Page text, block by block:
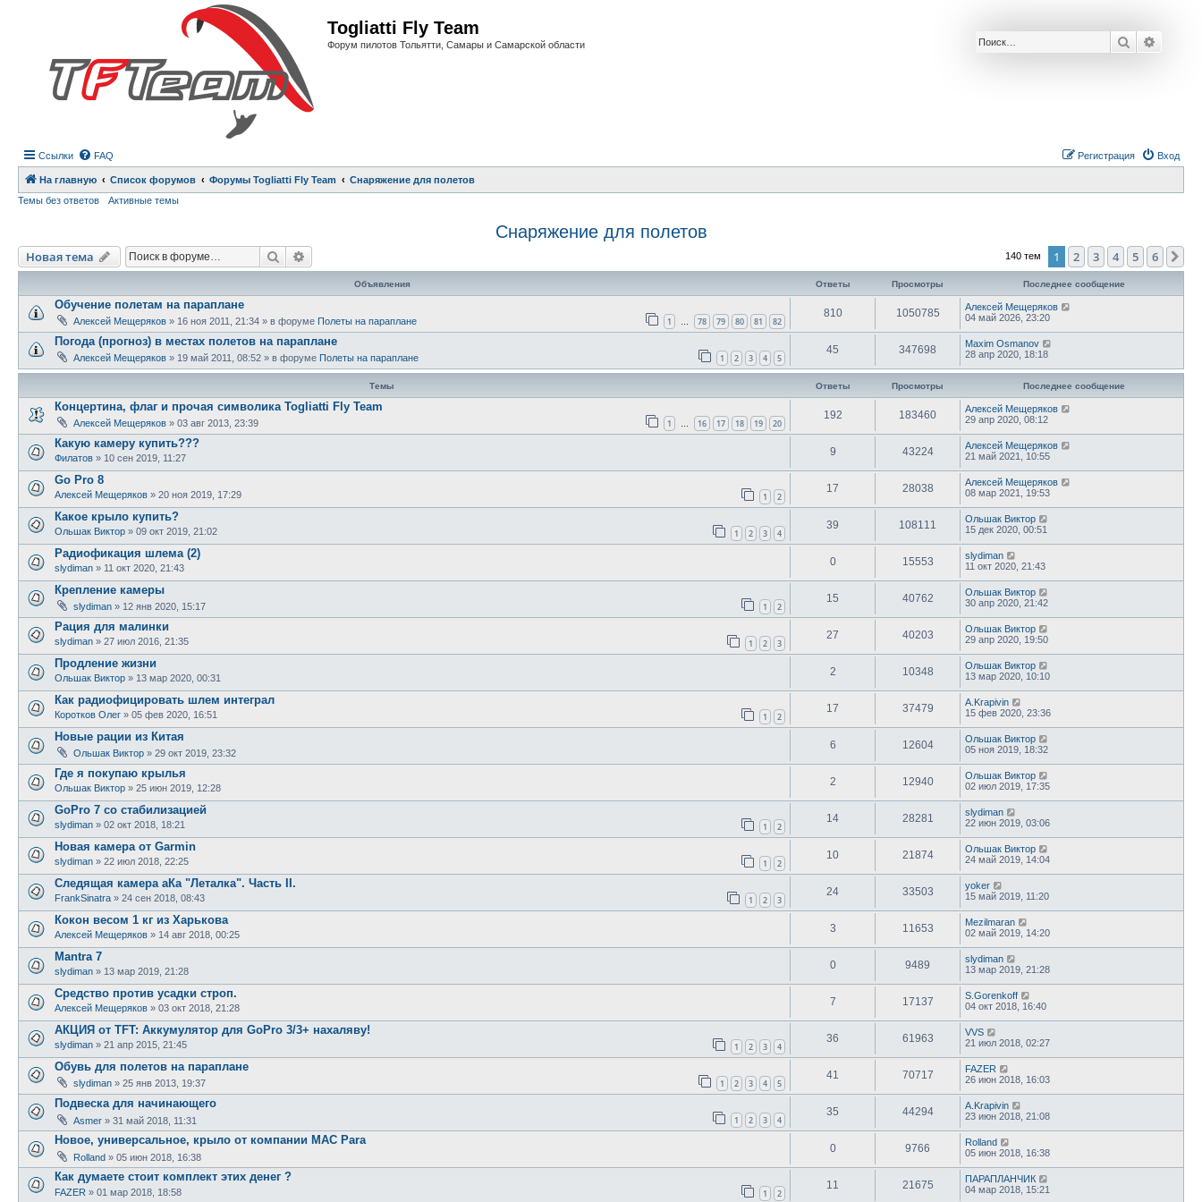
Togliatti Fly Team
Форум пилотов Тольятти, Самары и Самарской области Поиск
Ссылки FAQ Вход
Регистрация
На главную Список форумов Форумы Togliatti Fly Team
Снаряжение для полетов
Темы без ответов
Активные темы
Снаряжение для полетов
Новая тема
Новаятема Поиск 140 тем 1 2 3 4 5 6
Объявления Ответы Просмотры Последнее сообщение
Обучение полетам на параплане
Алексей Мещеряков » 16 ноя 2011, 21:34 » в форуме Полеты на параплане 1 … 78 79 80 81 82
810 1050785
Алексей Мещеряков
04 май 2026, 23:20
Погода (прогноз) в местах полетов на параплане
Алексей Мещеряков » 19 май 2011, 08:52 » в форуме Полеты на параплане 1 2 3 4 5
45 347698
Maxim Osmanov
28 апр 2020, 18:18
Темы Ответы Просмотры Последнее сообщение
Концертина, флаг и прочая символика Togliatti Fly Team
Алексей Мещеряков » 03 авг 2013, 23:39 1 … 16 17 18 19 20
192 183460
Алексей Мещеряков
29 апр 2020, 08:12
Какую камеру купить???
Филатов » 10 сен 2019, 11:27
9 43224
Алексей Мещеряков
21 май 2021, 10:55
Go Pro 8
Алексей Мещеряков » 20 ноя 2019, 17:29 1 2
17 28038
Алексей Мещеряков
08 мар 2021, 19:53
Какое крыло купить?
Ольшак Виктор » 09 окт 2019, 21:02 1 2 3 4
39 108111
Ольшак Виктор
15 дек 2020, 00:51
Радиофикация шлема (2)
slydiman » 11 окт 2020, 21:43
0 15553
slydiman
11 окт 2020, 21:43
Крепление камеры
slydiman » 12 янв 2020, 15:17 1 2
15 40762
Ольшак Виктор
30 апр 2020, 21:42
Рация для малинки
slydiman » 27 июл 2016, 21:35 1 2 3
27 40203
Ольшак Виктор
29 апр 2020, 19:50
Продление жизни
Ольшак Виктор » 13 мар 2020, 00:31
2 10348
Ольшак Виктор
13 мар 2020, 10:10
Как радиофицировать шлем интеграл
Коротков Олег » 05 фев 2020, 16:51 1 2
17 37479
A.Krapivin
15 фев 2020, 23:36
Новые рации из Китая
Ольшак Виктор » 29 окт 2019, 23:32
6 12604
Ольшак Виктор
05 ноя 2019, 18:32
Где я покупаю крылья
Ольшак Виктор » 25 июн 2019, 12:28
2 12940
Ольшак Виктор
02 июл 2019, 17:35
GoPro 7 со стабилизацией
slydiman » 02 окт 2018, 18:21 1 2
14 28281
slydiman
22 июн 2019, 03:06
Новая камера от Garmin
slydiman » 22 июл 2018, 22:25 1 2
10 21874
Ольшак Виктор
24 май 2019, 14:04
Следящая камера аКа "Леталка". Часть II.
FrankSinatra » 24 сен 2018, 08:43 1 2 3
24 33503
yoker
15 май 2019, 11:20
Кокон весом 1 кг из Харькова
Алексей Мещеряков » 14 авг 2018, 00:25
3 11653
Mezilmaran
02 май 2019, 14:20
Mantra 7
slydiman » 13 мар 2019, 21:28
0 9489
slydiman
13 мар 2019, 21:28
Средство против усадки строп.
Алексей Мещеряков » 03 окт 2018, 21:28
7 17137
S.Gorenkoff
04 окт 2018, 16:40
АКЦИЯ от TFT: Аккумулятор для GoPro 3/3+ нахаляву!
slydiman » 21 апр 2015, 21:45 1 2 3 4
36 61963
VVS
21 июл 2018, 02:27
Обувь для полетов на параплане
slydiman » 25 янв 2013, 19:37 1 2 3 4 5
41 70717
FAZER
26 июн 2018, 16:03
Подвеска для начинающего
Asmer » 31 май 2018, 11:31 1 2 3 4
35 44294
A.Krapivin
23 июн 2018, 21:08
Новое, универсальное, крыло от компании MAC Para
Rolland » 05 июн 2018, 16:38
0 9766
Rolland
05 июн 2018, 16:38
Как думаете стоит комплект этих денег ?
FAZER » 01 мар 2018, 18:58 1 2
11 21675
ПАРАПЛАНЧИК
04 мар 2018, 15:21